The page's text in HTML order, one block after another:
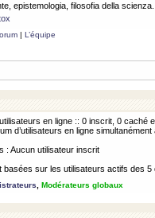
epistemologia, filosofia della scienza..
| L’équipe
utilisateurs en ligne :: 0 inscrit, 0 caché
d’utilisateurs en ligne simultanément
: Aucun utilisateur inscrit
basées sur les utilisateurs actifs des 5
Modérateurs globaux